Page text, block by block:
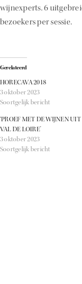
wijnexperts. 6
bezoekers per sessie.
Gerelateerd
HORECAVA 2018
3 oktober 2023
Soortgelijk bericht
‘PROEF MET DE WIJNEN UIT
VAL DE LOIRE’
3 oktober 2023
Soortgelijk bericht